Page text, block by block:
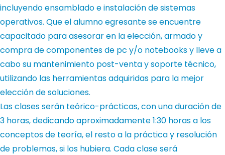
incluyendo ensamblado e instalación de sistemas
operativos. Que el alumno egresante se encuentre
capacitado para asesorar en la elección, armado y
compra de componentes de pc y/o notebooks y lleve a
cabo su mantenimiento post-venta y soporte técnico,
utilizando las herramientas adquiridas para la mejor
elección de soluciones.
Las clases serán teórico-prácticas, con una duración de
3 horas, dedicando aproximadamente 1:30 horas a los
conceptos de teoría, el resto a la práctica y resolución
de problemas, si los hubiera. Cada clase será